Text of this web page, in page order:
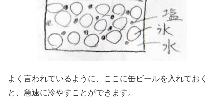
よく言われているように、ここに缶ビールを入れておく
と、急速に冷やすことができます。